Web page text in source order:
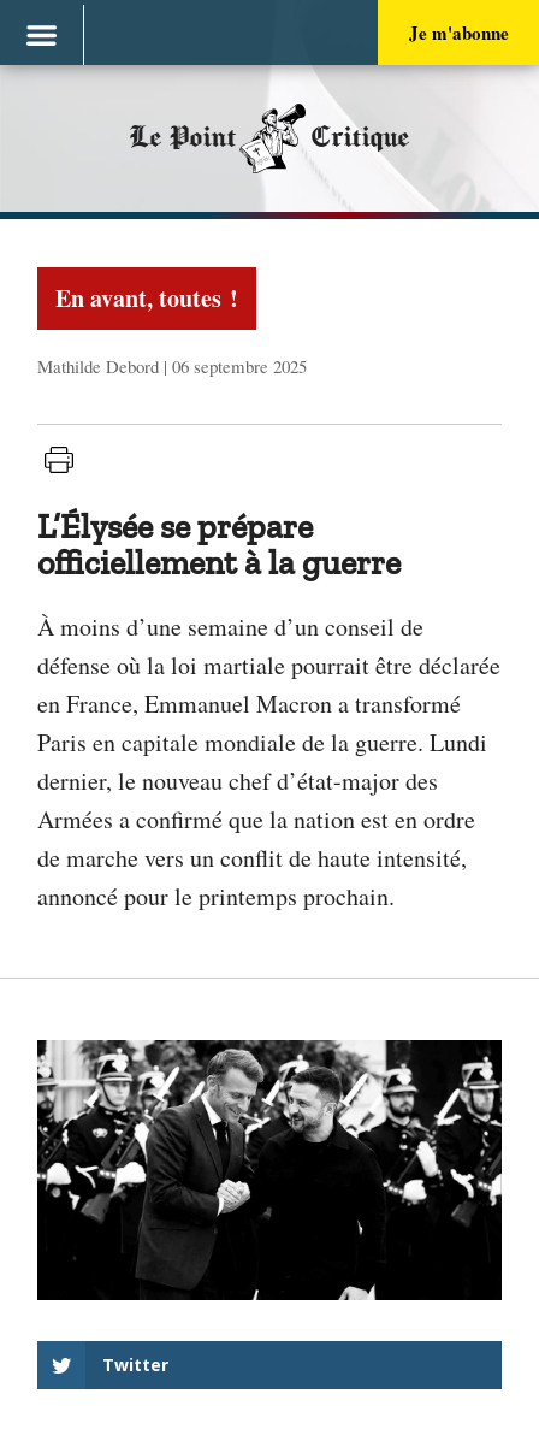
Je m'abonne
Le Point Critique
En avant, toutes !
Mathilde Debord | 06 septembre 2025
L’Élysée se prépare
officiellement à la guerre
À moins d’une semaine d’un conseil de
défense où la loi martiale pourrait être déclarée
en France, Emmanuel Macron a transformé
Paris en capitale mondiale de la guerre. Lundi
dernier, le nouveau chef d’état-major des
Armées a confirmé que la nation est en ordre
de marche vers un conflit de haute intensité,
annoncé pour le printemps prochain.
Twitter